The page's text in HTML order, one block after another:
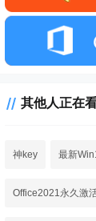
其他人正在
神key 最新
Office2021永久激